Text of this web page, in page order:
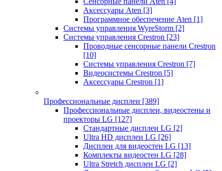
Аксессуары Aten [3]
Программное обеспечение Aten [1]
Системы управления WyreStorm [2]
Системы управления Crestron [23]
Проводные сенсорные панели Crestron
[10]
Системы управления Crestron [7]
Видеосистемы Crestron [5]
Аксессуары Crestron [1]
Профессиональные дисплеи [389]
Профессиональные дисплеи, видеостены и
проекторы LG [127]
Стандартные дисплеи LG [2]
Ultra HD дисплеи LG [26]
Дисплеи для видеостен LG [13]
Комплекты видеостен LG [28]
Ultra Stretch дисплеи LG [2]